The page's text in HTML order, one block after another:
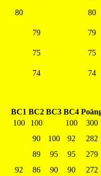
80
80
79
79
75
75
74 74
BC1 BC2 BC3 BC4
100 100 100
300
90 100 92
282
89 95 95
279
92 86 90 90
272